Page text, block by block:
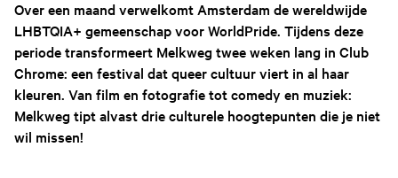
Over een maand verwelkomt Amsterdam de wereldwijde
LHBTQIA+ gemeenschap voor WorldPride. Tijdens deze
periode transformeert Melkweg twee weken lang in Club
Chrome: een festival dat queer cultuur viert in al haar
kleuren. Van film en fotografie tot comedy en muziek:
Melkweg tipt alvast drie culturele hoogtepunten die je niet
wil missen!